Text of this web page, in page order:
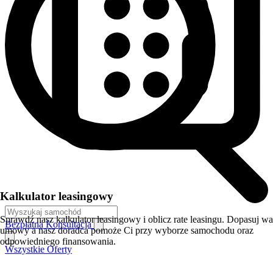
Bezpłatna Konsultacja
Wszystkie Oferty
Kalkulator leasingowy
Sprawdź nasz kalkulator leasingowy i oblicz rate leasingu. Dopasuj
umowy a nasz doradca pomoże Ci przy wyborze samochodu oraz
odpowiedniego finansowania.